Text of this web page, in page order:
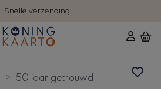
Snelle verzending
50 jaar getrouwd